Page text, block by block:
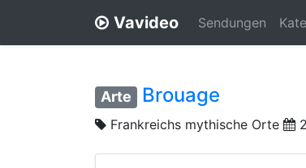
Vavideo Sendungen
Arte Brouage
Frankreichs mythische Orte